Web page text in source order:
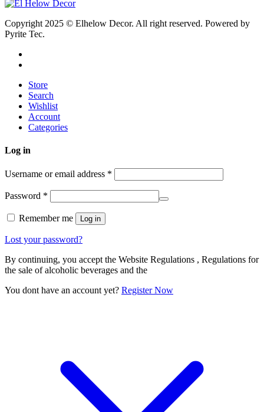
Copyright 2025 © Elhelow Decor. All right reserved. Powered by
Pyrite Tec.
Store
Search
Wishlist
Account
Categories
Log in
Username or email address *
Password *
Remember me Log in
Lost your password?
By continuing, you accept the Website Regulations , Regulations for
the sale of alcoholic beverages and the
You dont have an account yet? Register Now